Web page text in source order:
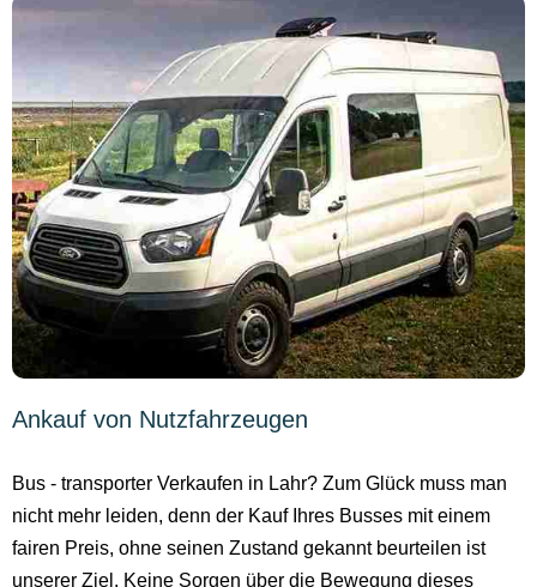
Ankauf von Nutzfahrzeugen
Bus - transporter Verkaufen in Lahr? Zum Glück muss man
nicht mehr leiden, denn der Kauf Ihres Busses mit einem
fairen Preis, ohne seinen Zustand gekannt beurteilen ist
unserer Ziel. Keine Sorgen über die Bewegung dieses